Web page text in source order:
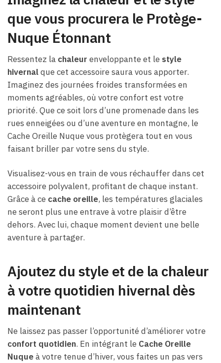
que vous procurera le Protège-
Nuque Étonnant
Ressentez la chaleur enveloppante et le style
hivernalque cet accessoire saura vous apporter.
Imaginez des journées froides transformées en
moments agréables, où votre confort est votre
priorité. Que ce soit lors d’une promenade dans les
rues enneigées ou d’une aventure en montagne, le
Cache Oreille Nuque vous protègera tout en vous
faisant briller par votre sens du style.
Visualisez-vous en train de vous réchauffer dans cet
accessoire polyvalent, profitant de chaque instant.
Grâce à ce cache oreille, les températures glaciales
ne seront plus une entrave à votre plaisir d’être
dehors. Avec lui, chaque moment devient une belle
aventure à partager.
Ajoutez du style et de la chaleur
à votre quotidien hivernal dès
maintenant
Ne laissez pas passer l’opportunité d’améliorer votre
confort quotidien. En intégrant le Cache Oreille
Nuqueà votre tenue d’hiver, vous faites un pas vers